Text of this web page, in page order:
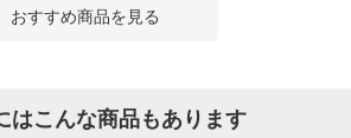
おすすめ商品を見る
はこんな商品もあります